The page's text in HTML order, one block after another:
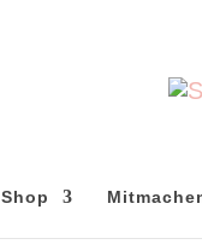
Shop